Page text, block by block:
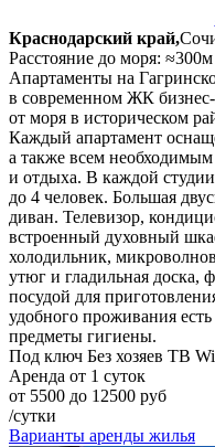
Краснодарский край,
Расстояние до моря: ≈300м
Апартаменты на
в современном ЖК
от моря в историческом
Каждый апартамент
а также всем
и отдыха. В каждой
до 4 человек. Большая
диван. Телевизор,
встроенный духовный
холодильник,
утюг и гладильная доска,
посудой для
удобного проживания
предметы гигиены.
Под ключ Без хозяев ТВ
Аренда от 1 суток
от 5500 до 12500 руб
/сутки
Варианты аренды жилья